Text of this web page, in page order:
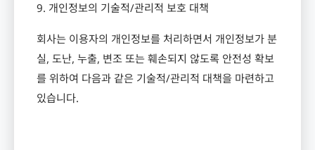
9. 개인정보의 기술적/관리적 보호 대책
회사는 이용자의 개인정보를 처리하면서 개인정보가 분
실, 도난, 누출, 변조 또는 훼손되지 않도록 안전성 확보
를 위하여 다음과 같은 기술적/관리적 대책을 마련하고
있습니다.